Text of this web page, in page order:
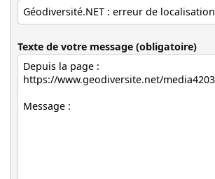
Texte de votre message (obligatoire)